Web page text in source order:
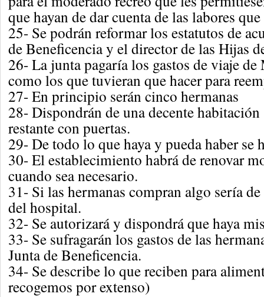
que hayan de dar cuenta de las labores
25- Se podrán reformar los estatutos de
de Beneficencia y el director de las Hijas
26- La junta pagaría los gastos de viaje
como los que tuvieran que hacer para
27- En principio serán cinco hermanas
28- Dispondrán de una decente habitación
restante con puertas.
29- De todo lo que haya y pueda haber se
30- El establecimiento habrá de renovar
cuando sea necesario.
31- Si las hermanas compran algo sería
del hospital.
32- Se autorizará y dispondrá que haya
33- Se sufragarán los gastos de las
Junta de Beneficencia.
34- Se describe lo que reciben para
recogemos por extenso)